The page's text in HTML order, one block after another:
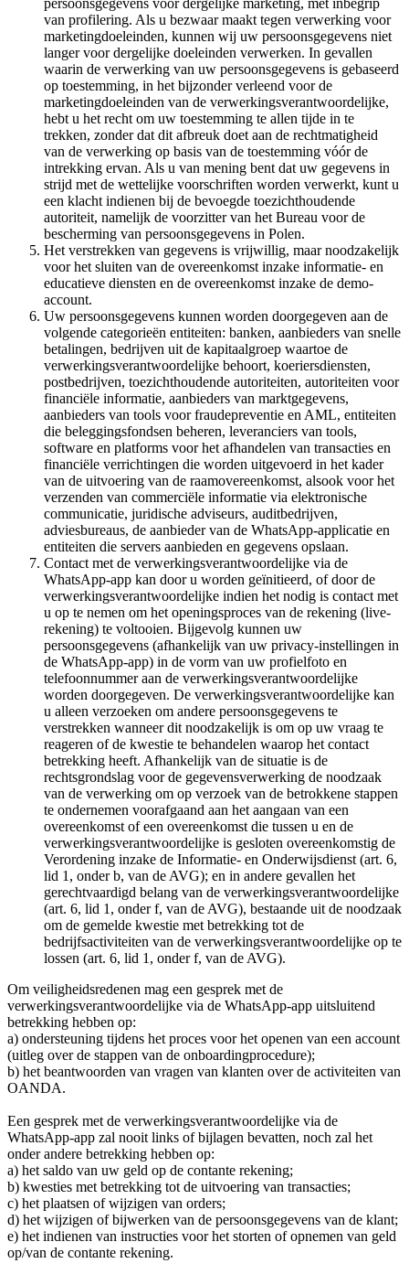
persoonsgegevens voor dergelijke marketing, met inbegrip
van profilering. Als u bezwaar maakt tegen verwerking voor
marketingdoeleinden, kunnen wij uw persoonsgegevens niet
langer voor dergelijke doeleinden verwerken. In gevallen
waarin de verwerking van uw persoonsgegevens is gebaseerd
op toestemming, in het bijzonder verleend voor de
marketingdoeleinden van de verwerkingsverantwoordelijke,
hebt u het recht om uw toestemming te allen tijde in te
trekken, zonder dat dit afbreuk doet aan de rechtmatigheid
van de verwerking op basis van de toestemming vóór de
intrekking ervan. Als u van mening bent dat uw gegevens in
strijd met de wettelijke voorschriften worden verwerkt, kunt u
een klacht indienen bij de bevoegde toezichthoudende
autoriteit, namelijk de voorzitter van het Bureau voor de
bescherming van persoonsgegevens in Polen.
Het verstrekken van gegevens is vrijwillig, maar noodzakelijk
voor het sluiten van de overeenkomst inzake informatie- en
educatieve diensten en de overeenkomst inzake de demo-
account.
Uw persoonsgegevens kunnen worden doorgegeven aan de
volgende categorieën entiteiten: banken, aanbieders van snelle
betalingen, bedrijven uit de kapitaalgroep waartoe de
verwerkingsverantwoordelijke behoort, koeriersdiensten,
postbedrijven, toezichthoudende autoriteiten, autoriteiten voor
financiële informatie, aanbieders van marktgegevens,
aanbieders van tools voor fraudepreventie en AML, entiteiten
die beleggingsfondsen beheren, leveranciers van tools,
software en platforms voor het afhandelen van transacties en
financiële verrichtingen die worden uitgevoerd in het kader
van de uitvoering van de raamovereenkomst, alsook voor het
verzenden van commerciële informatie via elektronische
communicatie, juridische adviseurs, auditbedrijven,
adviesbureaus, de aanbieder van de WhatsApp-applicatie en
entiteiten die servers aanbieden en gegevens opslaan.
Contact met de verwerkingsverantwoordelijke via de
WhatsApp-app kan door u worden geïnitieerd, of door de
verwerkingsverantwoordelijke indien het nodig is contact met
u op te nemen om het openingsproces van de rekening (live-
rekening) te voltooien. Bijgevolg kunnen uw
persoonsgegevens (afhankelijk van uw privacy-instellingen in
de WhatsApp-app) in de vorm van uw profielfoto en
telefoonnummer aan de verwerkingsverantwoordelijke
worden doorgegeven. De verwerkingsverantwoordelijke kan
u alleen verzoeken om andere persoonsgegevens te
verstrekken wanneer dit noodzakelijk is om op uw vraag te
reageren of de kwestie te behandelen waarop het contact
betrekking heeft. Afhankelijk van de situatie is de
rechtsgrondslag voor de gegevensverwerking de noodzaak
van de verwerking om op verzoek van de betrokkene stappen
te ondernemen voorafgaand aan het aangaan van een
overeenkomst of een overeenkomst die tussen u en de
verwerkingsverantwoordelijke is gesloten overeenkomstig de
Verordening inzake de Informatie- en Onderwijsdienst (art. 6,
lid 1, onder b, van de AVG); en in andere gevallen het
gerechtvaardigd belang van de verwerkingsverantwoordelijke
(art. 6, lid 1, onder f, van de AVG), bestaande uit de noodzaak
om de gemelde kwestie met betrekking tot de
bedrijfsactiviteiten van de verwerkingsverantwoordelijke op te
lossen (art. 6, lid 1, onder f, van de AVG).
Om veiligheidsredenen mag een gesprek met de
verwerkingsverantwoordelijke via de WhatsApp-app uitsluitend
betrekking hebben op:
a) ondersteuning tijdens het proces voor het openen van een account
(uitleg over de stappen van de onboardingprocedure);
b) het beantwoorden van vragen van klanten over de activiteiten van
OANDA.
Een gesprek met de verwerkingsverantwoordelijke via de
WhatsApp-app zal nooit links of bijlagen bevatten, noch zal het
onder andere betrekking hebben op:
a) het saldo van uw geld op de contante rekening;
b) kwesties met betrekking tot de uitvoering van transacties;
c) het plaatsen of wijzigen van orders;
d) het wijzigen of bijwerken van de persoonsgegevens van de klant;
e) het indienen van instructies voor het storten of opnemen van geld
op/van de contante rekening.